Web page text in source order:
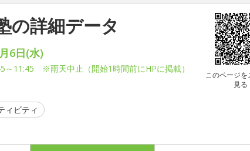
の詳細データ
このページを
見る
6日(水)
～11:45 ※雨天中止（開始1時間前にHPに掲載）
ィビティ